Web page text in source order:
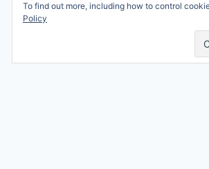
To find out more, including how to control
Policy